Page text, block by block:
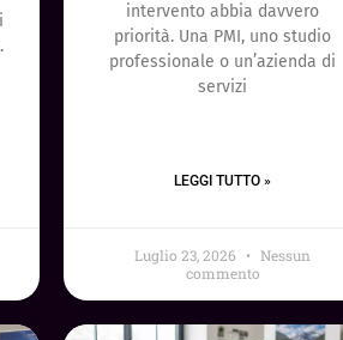
intervento abbia davvero
priorità. Una PMI, uno studio
professionale o un’azienda di
servizi
LEGGI TUTTO »
Luglio 23, 2026
Nessun
commento